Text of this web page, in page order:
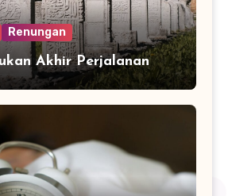
Renungan
Akhir Perjalanan